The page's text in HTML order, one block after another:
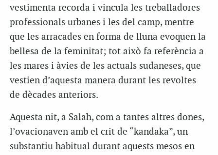
vestimenta recorda i vincula les treballadores
professionals urbanes i les del camp, mentre
que les arracades en forma de lluna evoquen la
bellesa de la feminitat; tot això fa referència a
les mares i àvies de les actuals sudaneses, que
vestien d’aquesta manera durant les revoltes
de dècades anteriors.
Aquesta nit, a Salah, com a tantes altres dones,
l’ovacionaven amb el crit de “kandaka”, un
substantiu habitual durant aquests mesos en